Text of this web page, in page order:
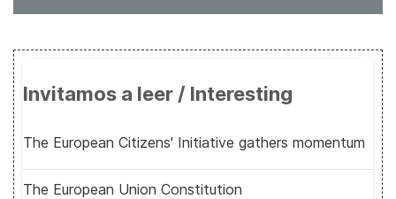
Invitamos a leer / Interesting
The European Citizens' Initiative gathers momentum
The European Union Constitution